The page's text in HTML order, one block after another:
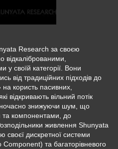
Research за своєю
відкаліброваними,
у своїй категорії. Вони
від традиційних підходів до
користь пасивних,
відкривають вільний потік
знижуючи шум, що
та компонентами, до
живлення Shunyata
своєї дискретної системи
та багаторівневого